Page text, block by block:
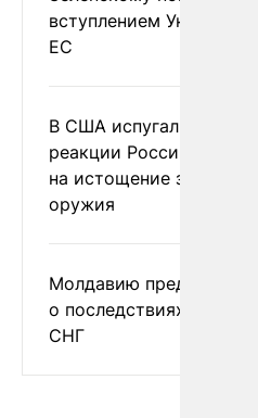
вступлением Украины в
ЕС
В США испугались
реакции России и
на истощение запасов
оружия
Молдавию
о последствиях выхода
СНГ